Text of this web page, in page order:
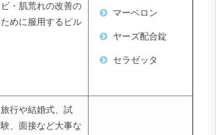
ビ・肌荒れの改善の
ために服用するピル
マーベロン
ヤーズ配合錠
セラゼッタ
旅行や結婚式、試
験、面接など大事な